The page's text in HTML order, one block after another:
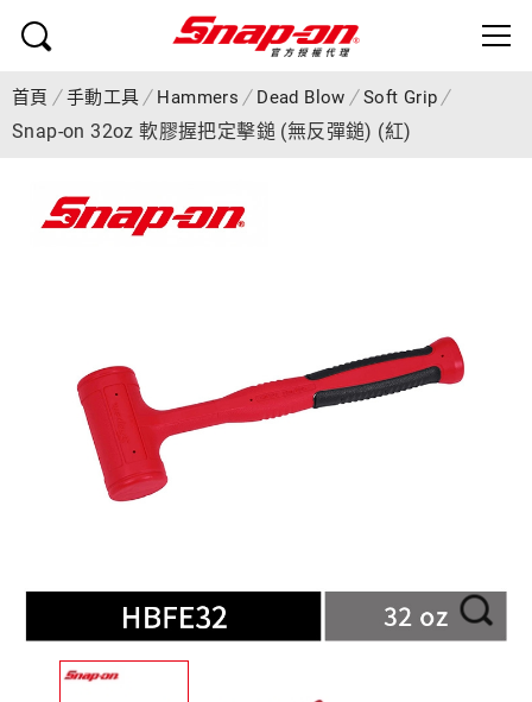
首頁 手動工具 Hammers Dead Blow Soft Grip
Snap-on 32oz 軟膠握把定擊鎚 (無反彈鎚) (紅)